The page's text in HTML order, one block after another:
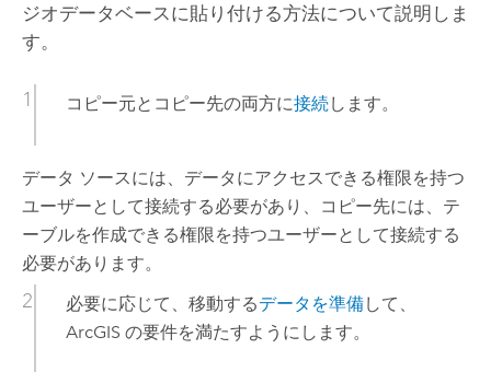
ジオデータベースに貼り付ける方法について説明しま
す。
コピー元とコピー先の両方に接続します。
データ ソースには、データにアクセスできる権限を持つ
ユーザーとして接続する必要があり、コピー先には、テ
ーブルを作成できる権限を持つユーザーとして接続する
必要があります。
必要に応じて、移動するデータを準備して、
ArcGIS の要件を満たすようにします。